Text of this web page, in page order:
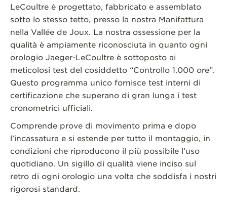
LeCoultre è progettato, fabbricato e assemblato
sotto lo stesso tetto, presso la nostra Manifattura
nella Vallée de Joux. La nostra ossessione per la
qualità è ampiamente riconosciuta in quanto ogni
orologio Jaeger-LeCoultre è sottoposto ai
meticolosi test del cosiddetto “Controllo 1.000 ore”.
Questo programma unico fornisce test interni di
certificazione che superano di gran lunga i test
cronometrici ufficiali.
Comprende prove di movimento prima e dopo
l’incassatura e si estende per tutto il montaggio, in
condizioni che riproducono il più possibile l’uso
quotidiano. Un sigillo di qualità viene inciso sul
retro di ogni orologio una volta che soddisfa i nostri
rigorosi standard.